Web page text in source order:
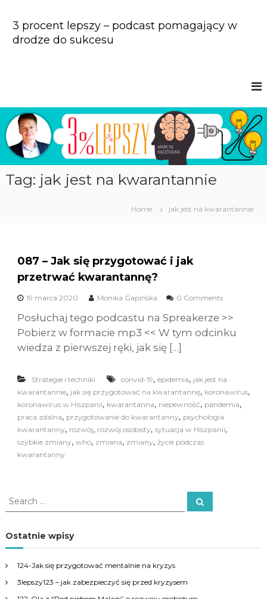
n
e
n
3 procent lepszy – podcast pomagający w
drodze do sukcesu
Tag: jak jest na kwarantannie
Home jak jest na kwarantannie
087 – Jak się przygotować i jak
przetrwać kwarantannę?
19 marca 2020 Monika Gapińska 0 Comments
Posłuchaj tego podcastu na Spreakerze >>
Pobierz w formacie mp3 << W tym odcinku
wiedza z pierwszej ręki, jak się […]
Strategie i techniki convid-19, epidemia, jak jest na
kwarantannie, jak się przygotować na kwarantannę, koronawirus,
koronawirus w Hiszpanii, kwarantanna, niepewność, pandemia,
praca zdalna, przygotowanie do kwarantanny, psychologia
kwarantanny, rozwój, rozwój osobisty, sytuacja w Hiszpanii,
szybkie zmiany, who, zmiana, zmiany, życie podczas
kwarantanny
S
e
r
c
o
S
e
Ostatnie wpisy
124-Jak się przygotować mentalnie na kryzys
3lepszy123 – jak zabezpieczyć się przed kryzysem